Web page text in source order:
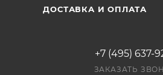
ДОСТАВКА И ОПЛАТА
+7 (495) 637-
ЗАКАЗАТЬ